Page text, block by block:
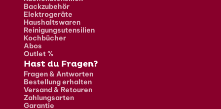
Backzubehör
Elektrogeräte
Haushaltswaren
Reinigungsutensilien
Kochbücher
Abos
Outlet %
Hast du Fragen?
Fragen & Antworten
Bestellung erhalten
Versand & Retouren
Zahlungsarten
Garantie